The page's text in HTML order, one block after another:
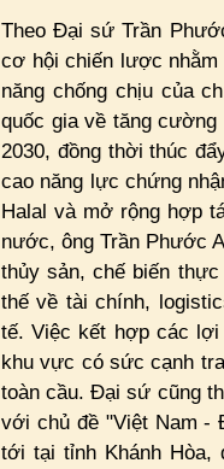
Theo Đại sứ Trần
cơ hội chiến lược nhằm
năng chống chịu của
quốc gia về tăng
2030, đồng thời thúc
cao năng lực chứng
Halal và mở rộng hợp
nước, ông Trần Phước
thủy sản, chế biến
thế về tài chính,
tế. Việc kết hợp các lợi
khu vực có sức cạnh
toàn cầu. Đại sứ cũng
với chủ đề "Việt Nam -
tới tại tỉnh Khánh Hòa,